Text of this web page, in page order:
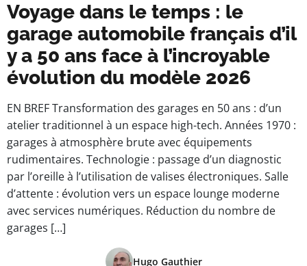
Voyage dans le temps : le
garage automobile français d’il
y a 50 ans face à l’incroyable
évolution du modèle 2026
EN BREF Transformation des garages en 50 ans : d’un
atelier traditionnel à un espace high-tech. Années 1970 :
garages à atmosphère brute avec équipements
rudimentaires. Technologie : passage d’un diagnostic
par l’oreille à l’utilisation de valises électroniques. Salle
d’attente : évolution vers un espace lounge moderne
avec services numériques. Réduction du nombre de
garages […]
Hugo Gauthier